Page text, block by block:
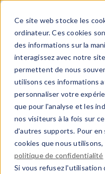
Ce site web stocke les
ordinateur. Ces cookies
des informations sur la
interagissez avec notre
permettent de nous
utilisons ces informations
personnaliser votre
que pour l'analyse et les
nos visiteurs à la fois sur
d'autres supports. Pour en
cookies que nous
politique de confidentialité
Si vous refusez l'utilisation
Aller
principal
Inspection des chaudières